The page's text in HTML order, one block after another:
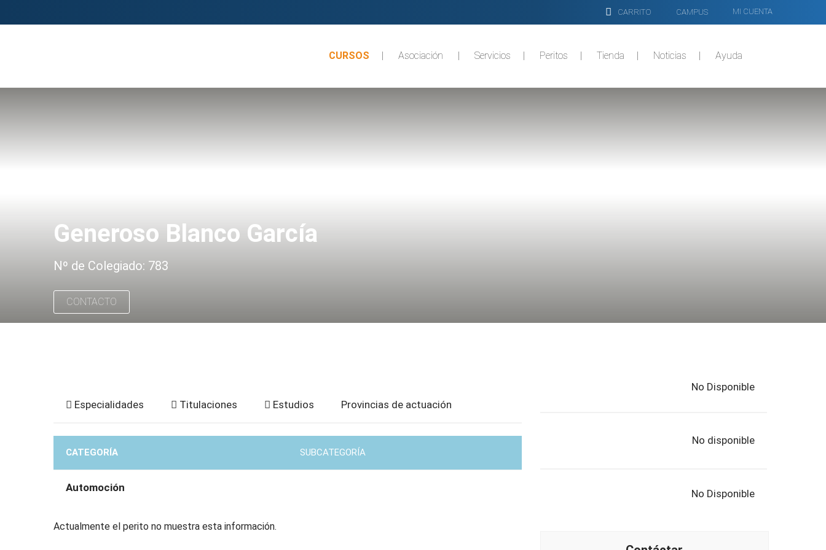
CARRITO CAMPUS MI CUENTA
CURSOS Asociación Servicios Peritos Tienda Noticias Ayuda
Generoso Blanco García
Nº de Colegiado: 783
CONTACTO
Especialidades Titulaciones Estudios Provincias de actuación
CATEGORÍA SUBCATEGORÍA
Automoción
Actualmente el perito no muestra esta información.
No Disponible
No disponible
No Disponible